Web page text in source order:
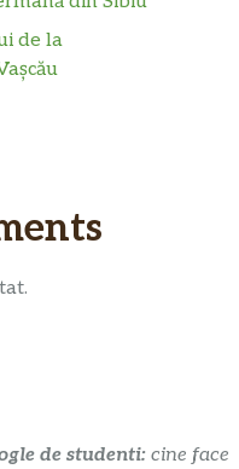
de la
de studenti: cine face